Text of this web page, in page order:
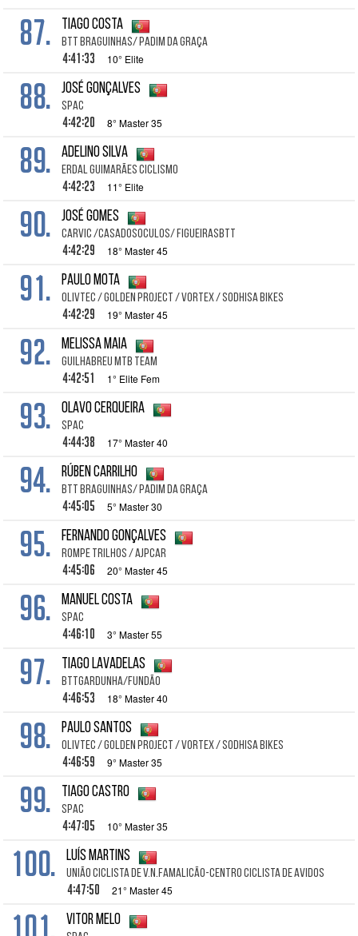
87. Tiago Costa
BTT Braguinhas/ Padim da Graça
4:41:33 10° Elite
88. José Gonçalves
SPAC
4:42:20 8° Master 35
89. Adelino Silva
Erdal Guimarães Ciclismo
4:42:23 11° Elite
90. José Gomes
CARVIC /CASADOSOCULOS/ FIGUEIRASBTT
4:42:29 18° Master 45
91. Paulo Mota
Olivtec / Golden Project / Vortex / Sodhisa Bikes
4:42:29 19° Master 45
92. Melissa Maia
Guilhabreu MTB Team
4:42:51 1° Elite Fem
93. Olavo Cerqueira
SPAC
4:44:38 17° Master 40
94. Rúben Carrilho
BTT Braguinhas/ Padim da Graça
4:45:05 5° Master 30
95. Fernando Gonçalves
Rompe Trilhos / Ajpcar
4:45:06 20° Master 45
96. Manuel Costa
SPAC
4:46:10 3° Master 55
97. Tiago Lavadelas
BTTGARDUNHA/FUNDÃO
4:46:53 18° Master 40
98. Paulo Santos
Olivtec / Golden Project / Vortex / Sodhisa Bikes
4:46:59 9° Master 35
99. Tiago Castro
SPAC
4:47:05 10° Master 35
100. Luís MARTINS
União Ciclista de V.N.Famalicão-Centro Ciclista de Avidos
4:47:50 21° Master 45
101. Vitor Melo